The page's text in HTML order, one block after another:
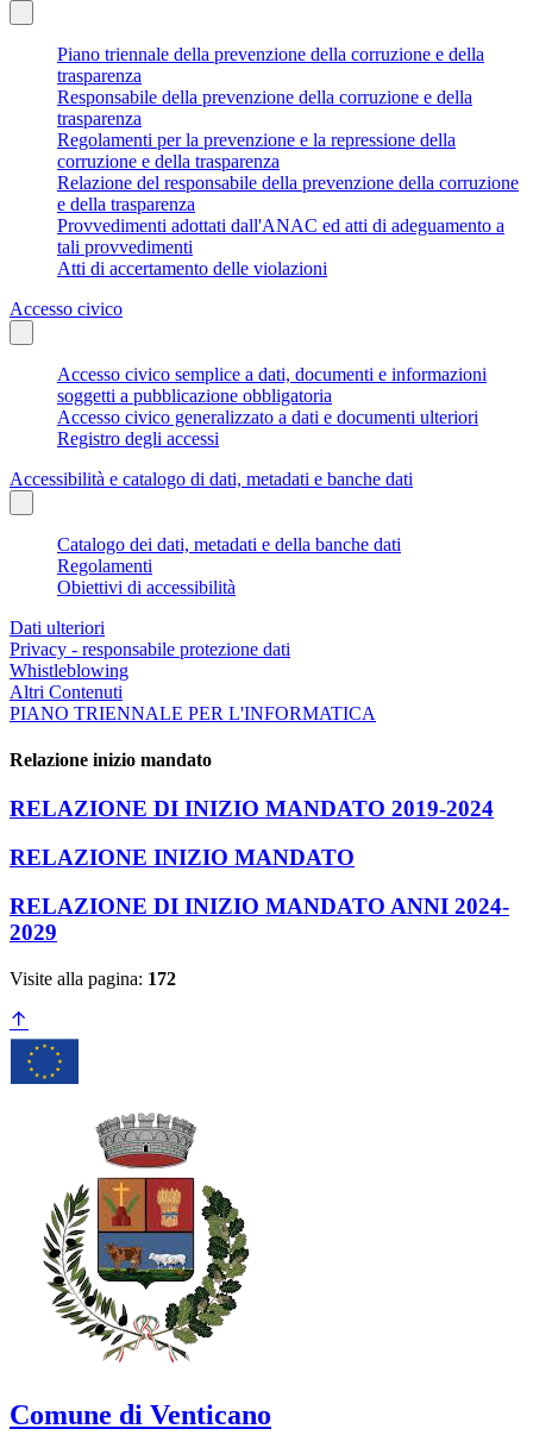
Piano triennale della prevenzione della corruzione e della
trasparenza
Responsabile della prevenzione della corruzione e della
trasparenza
Regolamenti per la prevenzione e la repressione della
corruzione e della trasparenza
Relazione del responsabile della prevenzione della corruzione
e della trasparenza
Provvedimenti adottati dall'ANAC ed atti di adeguamento a
tali provvedimenti
Atti di accertamento delle violazioni
Accesso civico
Accesso civico semplice a dati, documenti e informazioni
soggetti a pubblicazione obbligatoria
Accesso civico generalizzato a dati e documenti ulteriori
Registro degli accessi
Accessibilità e catalogo di dati, metadati e banche dati
Catalogo dei dati, metadati e della banche dati
Regolamenti
Obiettivi di accessibilità
Dati ulteriori
Privacy - responsabile protezione dati
Whistleblowing
Altri Contenuti
PIANO TRIENNALE PER L'INFORMATICA
Relazione inizio mandato
RELAZIONE DI INIZIO MANDATO 2019-2024
RELAZIONE INIZIO MANDATO
RELAZIONE DI INIZIO MANDATO ANNI 2024-
2029
Visite alla pagina: 172
Comune di Venticano